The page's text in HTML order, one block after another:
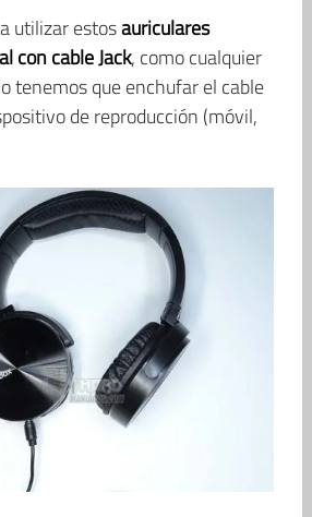
utilizar estosauriculares
con cable Jack, como cualquier
tenemos que enchufar el cable
de reproducción (móvil,